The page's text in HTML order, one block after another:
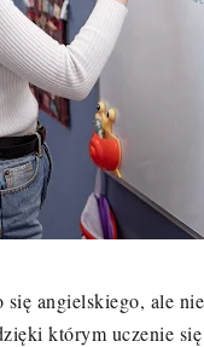
się angielskiego, ale
którym uczenie